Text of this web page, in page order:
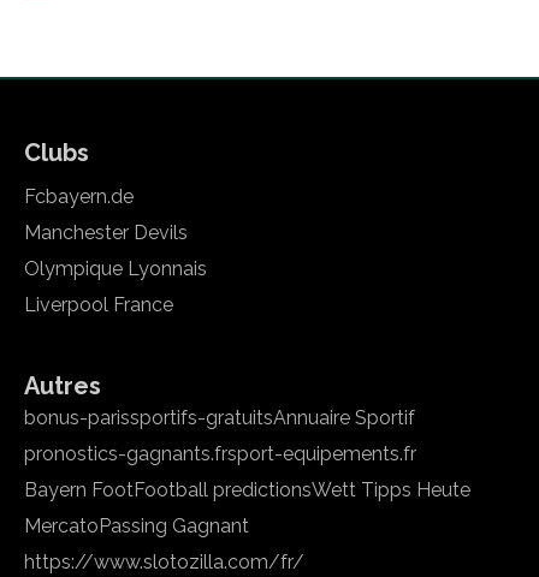
Clubs
Fcbayern.de
Manchester Devils
Olympique Lyonnais
Liverpool France
Autres
bonus-parissportifs-gratuitsAnnuaire Sportif
pronostics-gagnants.frsport-equipements.fr
Bayern FootFootball predictionsWett Tipps Heute
MercatoPassing Gagnant
https://www.slotozilla.com/fr/